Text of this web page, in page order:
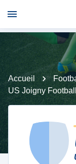
Accueil
US Joigny Football